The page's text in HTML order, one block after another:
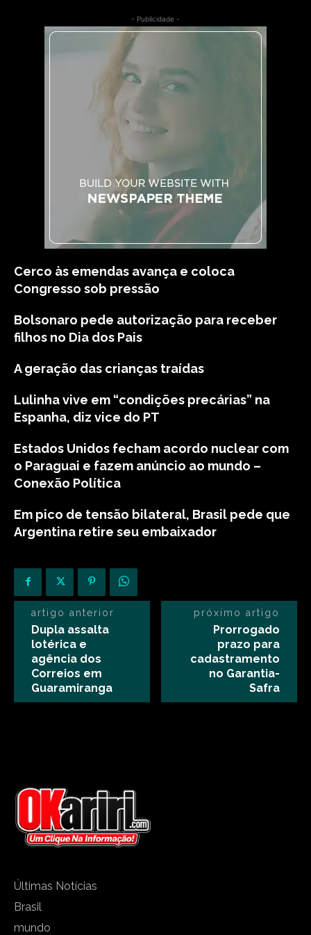
- Publicidade -
Cerco às emendas avança e coloca
Congresso sob pressão
Bolsonaro pede autorização para receber
filhos no Dia dos Pais
A geração das crianças traídas
Lulinha vive em “condições precárias” na
Espanha, diz vice do PT
Estados Unidos fecham acordo nuclear com
o Paraguai e fazem anúncio ao mundo –
Conexão Política
Em pico de tensão bilateral, Brasil pede que
Argentina retire seu embaixador
artigo anterior
Dupla assalta
lotérica e
agência dos
Correios em
Guaramiranga
próximo artigo
Prorrogado
prazo para
cadastramento
no Garantia-
Safra
Últimas Notícias
Brasil
mundo